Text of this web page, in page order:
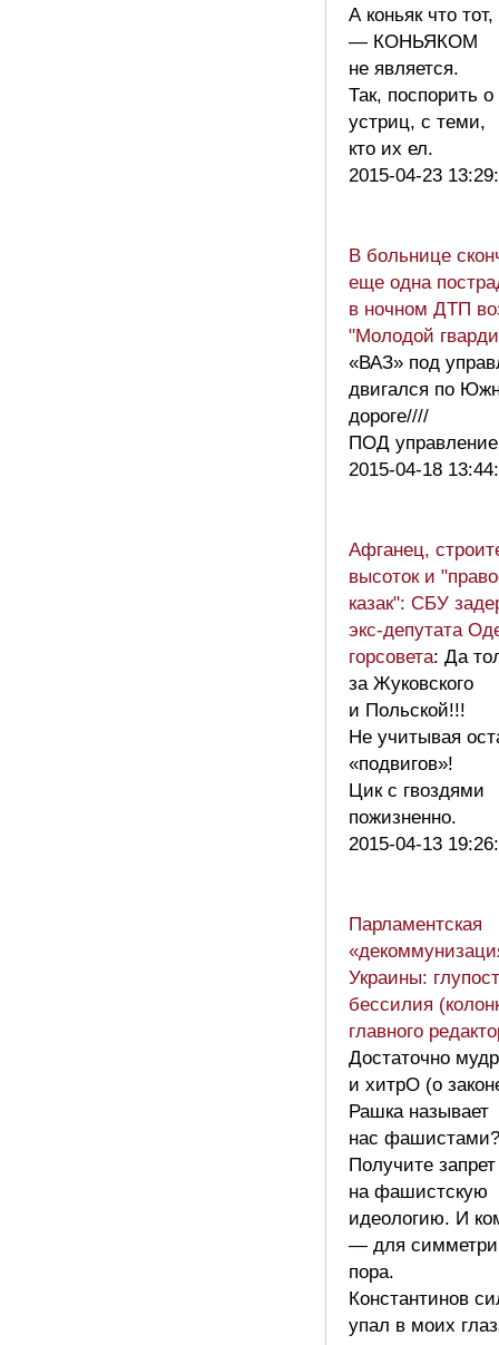
А коньяк что тот,
— КОНЬЯКОМ
не является.
Так, поспорить о
устриц, с теми,
кто их ел.
2015-04-23
В больнице
еще одна
в ночном ДТП
"Молодой
«ВАЗ» под
двигался по
дороге////
ПОД
2015-04-18
Афганец,
высоток и
казак": СБУ
экс-депутата
горсовета: Да
за Жуковского
и Польской!!!
Не учитывая
«подвигов»!
Цик с гвоздями
пожизненно.
2015-04-13
Парламентская
Украины:
бессилия
главного
Достаточно
и хитрО (о
Рашка называет
нас
Получите запрет
на фашистскую
идеологию. И
— для
пора.
Константинов
упал в моих